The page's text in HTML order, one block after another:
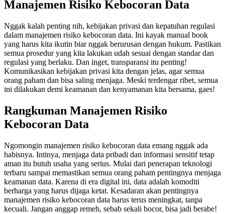
Manajemen Risiko Kebocoran Data
Nggak kalah penting nih, kebijakan privasi dan kepatuhan regulasi
dalam manajemen risiko kebocoran data. Ini kayak manual book
yang harus kita ikutin biar nggak berurusan dengan hukum. Pastikan
semua prosedur yang kita lakukan udah sesuai dengan standar dan
regulasi yang berlaku. Dan inget, transparansi itu penting!
Komunikasikan kebijakan privasi kita dengan jelas, agar semua
orang paham dan bisa saling menjaga. Meski terdengar ribet, semua
ini dilakukan demi keamanan dan kenyamanan kita bersama, gaes!
Rangkuman Manajemen Risiko
Kebocoran Data
Ngomongin manajemen risiko kebocoran data emang nggak ada
habisnya. Intinya, menjaga data pribadi dan informasi sensitif tetap
aman itu butuh usaha yang serius. Mulai dari penerapan teknologi
terbaru sampai memastikan semua orang paham pentingnya menjaga
keamanan data. Karena di era digital ini, data adalah komoditi
berharga yang harus dijaga ketat. Kesadaran akan pentingnya
manajemen risiko kebocoran data harus terus meningkat, tanpa
kecuali. Jangan anggap remeh, sebab sekali bocor, bisa jadi berabe!